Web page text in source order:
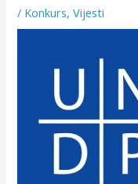
/ Konkurs,Vijesti